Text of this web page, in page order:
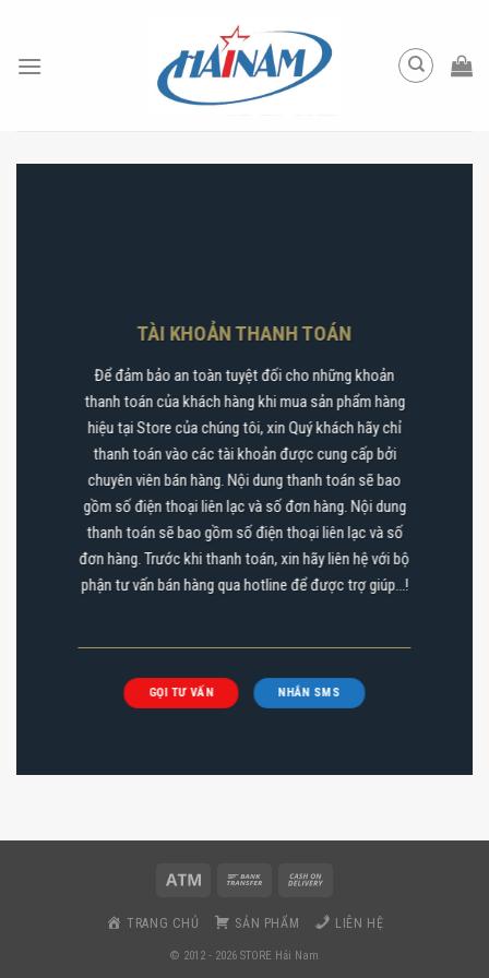
content
TÀI KHOẢN THANH TOÁN
Để đảm bảo an toàn tuyệt đối cho những khoản
thanh toán của khách hàng khi mua sản phẩm hàng
hiệu tại Store của chúng tôi, xin Quý khách hãy chỉ
thanh toán vào các tài khoản được cung cấp bởi
chuyên viên bán hàng. Nội dung thanh toán sẽ bao
gồm số điện thoại liên lạc và số đơn hàng. Nội dung
thanh toán sẽ bao gồm số điện thoại liên lạc và số
đơn hàng. Trước khi thanh toán, xin hãy liên hệ với bộ
phận tư vấn bán hàng qua hotline để được trợ giúp…!
GỌI TƯ VẤN NHẮN SMS
TRANG CHỦ SẢN PHẨM LIÊN HỆ
© 2012 - 2026 STORE Hải Nam